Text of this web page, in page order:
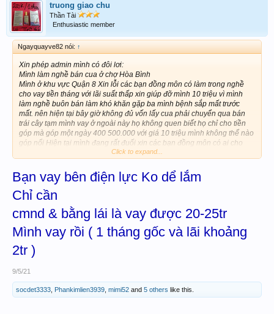
truong giao chu
Thần Tài
Enthusiastic member
Ngayquayve82 nói: ↑
Xin phép admin mình có đôi lơi:
Mình làm nghề bán cua ở chợ Hòa Bình
Mình ở khu vực Quận 8 Xin lỗi các bạn đồng môn có làm trong nghề
cho vay tiền tháng với lãi suất thấp xin giúp đỡ mình 10 triệu vì mình
làm nghề buôn bán làm khó khăn gặp ba mình bệnh sắp mất trước
mất. nên hiện tại bây giờ không đủ vốn lấy cua phải chuyển qua bán
trái cây tạm mình vay ở ngoài này họ không quen biết họ chỉ cho tiền
góp mà góp một ngày 400 500.000 với giá 10 triệu mình không thể nào
góp nổi Hiện tại mình đang rất đuối xin các bạn đồng môn có ai cho
vay tiền góp đóng lời hàng tháng mình vay với gói 6 hoặc 12 tháng trả
có mắc nợ ai..vay tụi hải phòng với trên mạng tụi nó đòi hộ khẩu ở
đây.mà góp thiếu tụi nó đòi ghê quá(kế bên nhà bị tạt sơn hoài) mình
cần sự giúp đỡ của mọi người nhiều lắm ba mình 83t.mẹ thì 82t.sđt
mình.0973533328.xin cảm ơn mọi người trước
Click to expand...
Bạn vay bên điện lực Ko dể lắm
Chỉ cần
cmnd & bằng lái là vay được 20-25tr
Mình vay rồi ( 1 tháng gốc và lãi khoảng
2tr )
9/5/21
socdet3333 Phankimlien3939 mimi52 and 5 others like this.